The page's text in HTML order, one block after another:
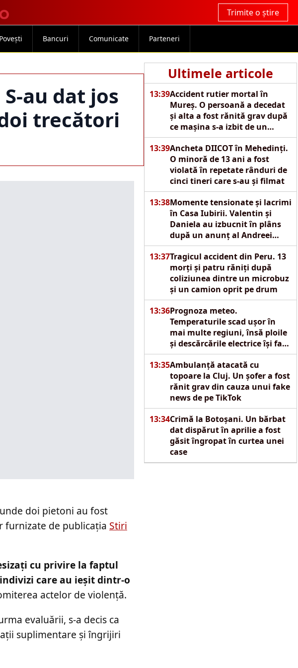
Trimite o știre
Povești Bancuri Comunicate Parteneri
au dat jos
trecători
Ultimele articole
13:39Accident rutier mortal în
Mureș. O persoană a decedat
și alta a fost rănită grav după
ce mașina s-a izbit de un
copac
13:39Ancheta DIICOT în Mehedinți.
O minoră de 13 ani a fost
violată în repetate rânduri de
cinci tineri care s-au și filmat
13:38Momente tensionate și lacrimi
în Casa Iubirii. Valentin și
Daniela au izbucnit în plâns
după un anunț al Andreei
Mantea
13:37Tragicul accident din Peru. 13
morți și patru răniți după
coliziunea dintre un microbuz
și un camion oprit pe drum
13:36Prognoza meteo.
Temperaturile scad ușor în
mai multe regiuni, însă ploile
și descărcările electrice își fac
apariția
13:35Ambulanță atacată cu
topoare la Cluj. Un șofer a fost
rănit grav din cauza unui fake
news de pe TikTok
13:34Crimă la Botoșani. Un bărbat
dat dispărut în aprilie a fost
găsit îngropat în curtea unei
case
doi pietoni au fost
furnizate de publicația Stiri
cu privire la faptul
care au ieșit dintr-o
actelor de violență.
evaluării, s-a decis ca
suplimentare și îngrijiri